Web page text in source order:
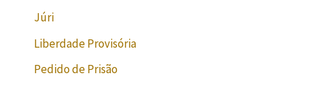
Júri
Liberdade Provisória
Pedido de Prisão